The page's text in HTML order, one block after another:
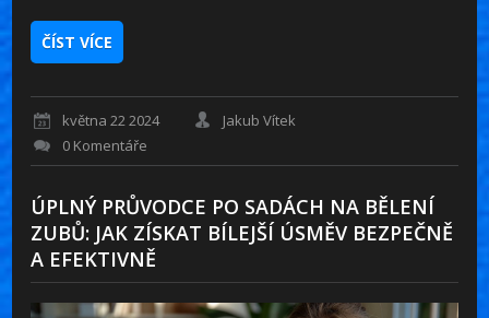
ČÍST VÍCE
května 22 2024
Jakub Vítek
0 Komentáře
ÚPLNÝ PRŮVODCE PO SADÁCH NA BĚLENÍ
ZUBŮ: JAK ZÍSKAT BÍLEJŠÍ ÚSMĚV BEZPEČNĚ
A EFEKTIVNĚ